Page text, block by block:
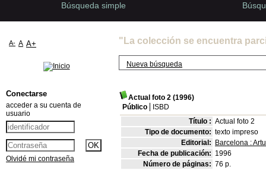
"La colección se encuentra
Nueva búsqueda
Actual foto 2 (1996)
Público
ISBD
Título : Actual foto 2
Tipo de documento: texto impreso
Editorial:
Barcelona :
Fecha de publicación: 1996
Número de páginas: 76 p.
Búsqueda simple
A- A A+
Conectarse
acceder a su cuenta de
usuario
Olvidé mi contraseña